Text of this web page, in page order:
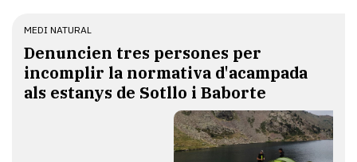
MEDI NATURAL
Denuncien tres persones per
incomplir la normativa d'acampada
als estanys de Sotllo i Baborte